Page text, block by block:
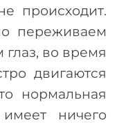
происходит.
переживаем
во время
двигаются
нормальная
ничего